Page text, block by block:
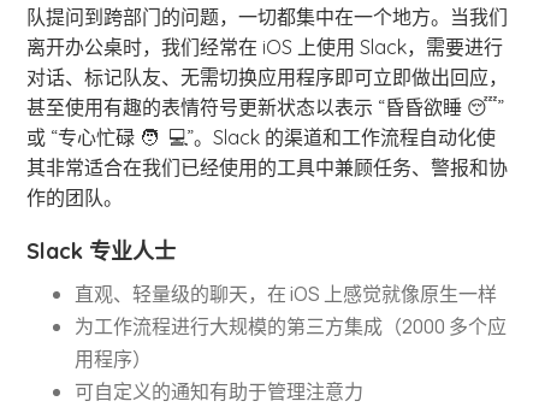
队提问到跨部门的问题，一切都集中在一个地方。当我们
离开办公桌时，我们经常在 iOS 上使用 Slack，需要进行
对话、标记队友、无需切换应用程序即可立即做出回应，
甚至使用有趣的表情符号更新状态以表示 “昏昏欲睡 😴”
或 “专心忙碌 🧑 ‍ 💻”。Slack 的渠道和工作流程自动化使
其非常适合在我们已经使用的工具中兼顾任务、警报和协
作的团队。
Slack 专业人士
直观、轻量级的聊天，在 iOS 上感觉就像原生一样
为工作流程进行大规模的第三方集成（2000 多个应
用程序）
可自定义的通知有助于管理注意力